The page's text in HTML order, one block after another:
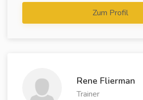
Zum Profil
Rene Flierman
Trainer